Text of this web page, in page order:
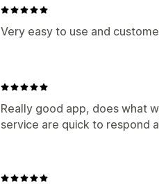
Very easy to use and
Really good app, does what
service are quick to respond